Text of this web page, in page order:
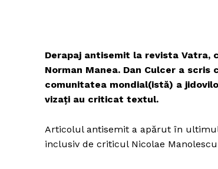
Derapaj antisemit la revista Vatra,
Norman Manea. Dan Culcer a
comunitatea mondial(istă) a
vizați au criticat textul.
Articolul antisemit a apărut în
inclusiv de criticul Nicolae